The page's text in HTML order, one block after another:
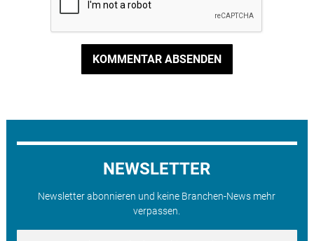
KOMMENTAR ABSENDEN
NEWSLETTER
Newsletter abonnieren und keine Branchen-News mehr
verpassen.